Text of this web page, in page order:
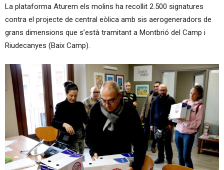
La plataforma Aturem els molins ha recollit 2.500 signatures
contra el projecte de central eòlica amb sis aerogeneradors de
grans dimensions que s’està tramitant a Montbrió del Camp i
Riudecanyes (Baix Camp).